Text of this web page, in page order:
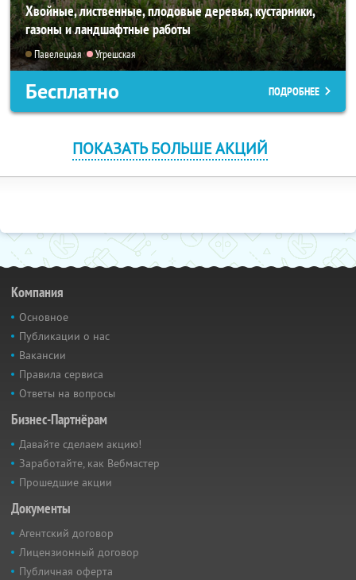
Хвойные, лиственные, плодовые деревья, кустарники,
газоны и ландшафтные работы
Павелецкая Угрешская
Бесплатно ПОДРОБНЕЕ
ПОКАЗАТЬ БОЛЬШЕ АКЦИЙ
Компания
Основное
Публикации о нас
Вакансии
Правила сервиса
Ответы на вопросы
Бизнес-Партнёрам
Давайте сделаем акцию!
Заработайте, как Вебмастер
Прошедшие акции
Документы
Агентский договор
Лицензионный договор
Публичная оферта